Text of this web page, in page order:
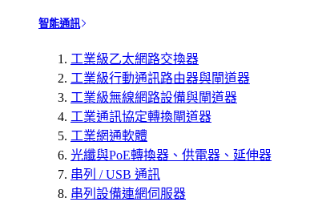
智能通訊
工業級乙太網路交換器
工業級行動通訊路由器與閘道器
工業級無線網路設備與閘道器
工業通訊協定轉換閘道器
工業網通軟體
光纖與PoE轉換器、供電器、延伸器
串列 / USB 通訊
串列設備連網伺服器